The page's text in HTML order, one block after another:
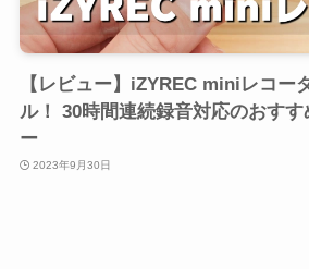
【レビュー】iZYREC miniレコー
ル！ 30時間連続録音対応のおす
ー
2023年9月30日